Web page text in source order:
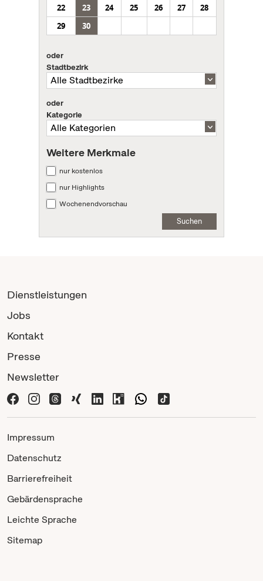
22
23 24 25 26 27
28
29
30
oder
Stadtbezirk
oder
Kategorie
Weitere Merkmale
nur kostenlos
nur Highlights
Wochenendvorschau
Suchen
Dienstleistungen
Jobs
Kontakt
Presse
Newsletter
Impressum
Datenschutz
Barrierefreiheit
Gebärdensprache
Leichte Sprache
Sitemap